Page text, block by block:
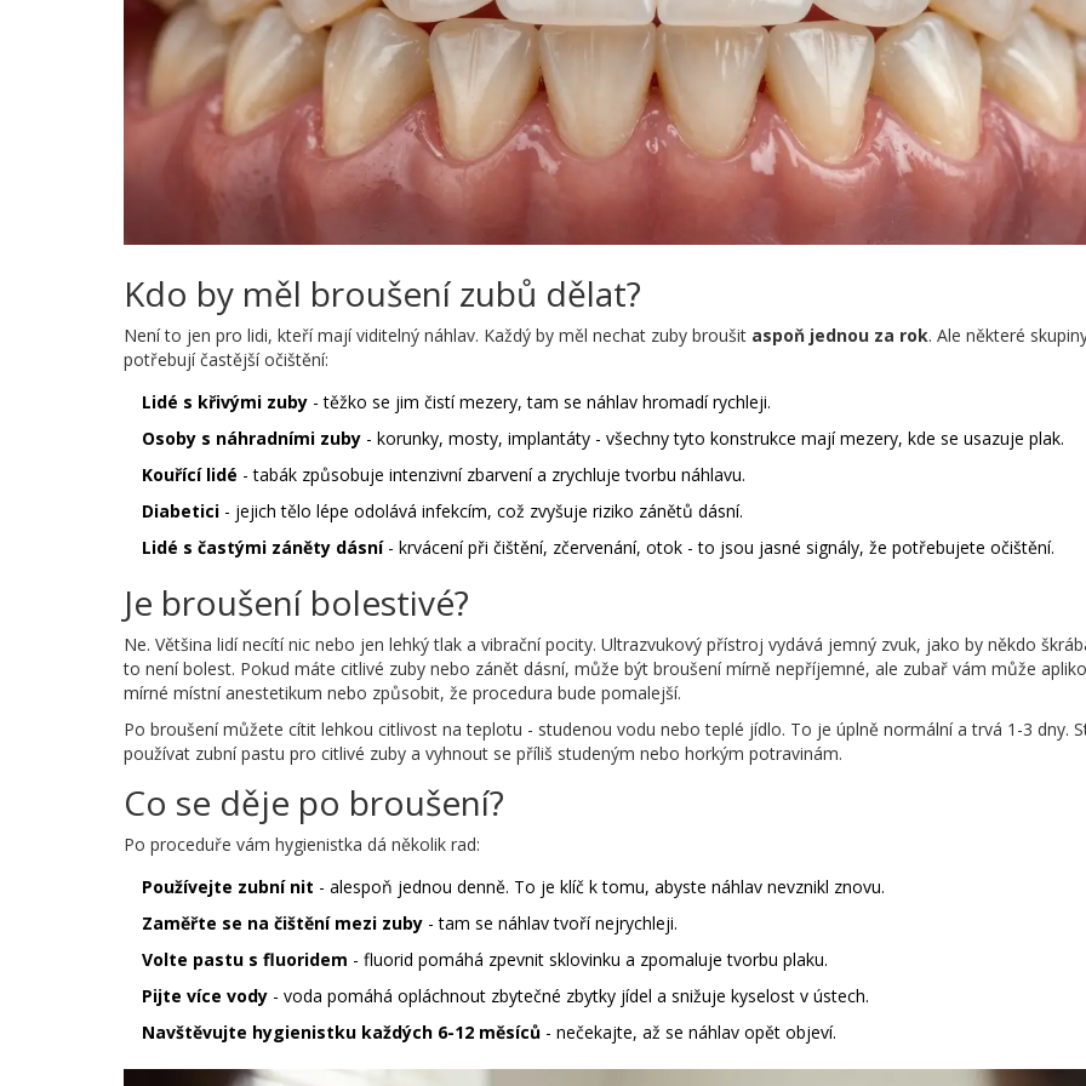
Kdo by měl broušení zubů dělat?
Není to jen pro lidi, kteří mají viditelný náhlav. Každý by měl nechat zuby broušit aspoň jednou za rok. Ale některé
potřebují častější očištění:
Lidé s křivými zuby - těžko se jim čistí mezery, tam se náhlav hromadí rychleji.
Osoby s náhradními zuby - korunky, mosty, implantáty - všechny tyto konstrukce mají mezery, kde se usazuje plak.
Kouřící lidé - tabák způsobuje intenzivní zbarvení a zrychluje tvorbu náhlavu.
Diabetici - jejich tělo lépe odolává infekcím, což zvyšuje riziko zánětů dásní.
Lidé s častými záněty dásní- krvácení při čištění, zčervenání, otok - to jsou jasné signály, že potřebujete očištění.
Je broušení bolestivé?
Ne. Většina lidí necítí nic nebo jen lehký tlak a vibrační pocity. Ultrazvukový přístroj vydává jemný zvuk, jako by někdo
to není bolest. Pokud máte citlivé zuby nebo zánět dásní, může být broušení mírně nepříjemné, ale zubař vám může
mírné místní anestetikum nebo způsobit, že procedura bude pomalejší.
Po broušení můžete cítit lehkou citlivost na teplotu - studenou vodu nebo teplé jídlo. To je úplně normální a trvá 1-3 dny.
používat zubní pastu pro citlivé zuby a vyhnout se příliš studeným nebo horkým potravinám.
Co se děje po broušení?
Po proceduře vám hygienistka dá několik rad:
Používejte zubní nit - alespoň jednou denně. To je klíč k tomu, abyste náhlav nevznikl znovu.
Zaměřte se na čištění mezi zuby - tam se náhlav tvoří nejrychleji.
Volte pastu s fluoridem - fluorid pomáhá zpevnit sklovinku a zpomaluje tvorbu plaku.
Pijte více vody - voda pomáhá opláchnout zbytečné zbytky jídel a snižuje kyselost v ústech.
Navštěvujte hygienistku každých 6-12 měsíců - nečekajte, až se náhlav opět objeví.